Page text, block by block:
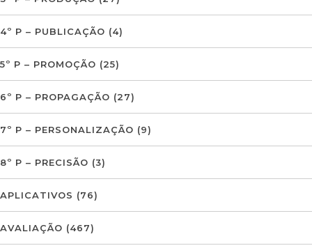
4º P – PUBLICAÇÃO (4)
5º P – PROMOÇÃO (25)
6º P – PROPAGAÇÃO (27)
7º P – PERSONALIZAÇÃO (9)
8º P – PRECISÃO (3)
APLICATIVOS (76)
AVALIAÇÃO (467)